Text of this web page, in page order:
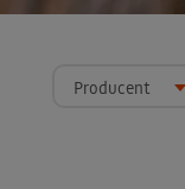
Producent